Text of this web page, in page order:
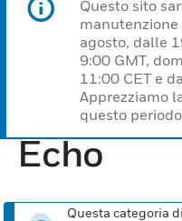
Questo sito
agosto, dalle
9:00 GMT,
11:00 CET e
Apprezziamo
questo
Echo
Questa categoria